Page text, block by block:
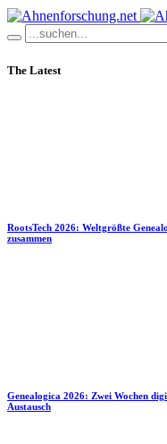
The Latest
RootsTech 2026: Weltgrößte
zusammen
Genealogica 2026: Zwei Wochen
Austausch